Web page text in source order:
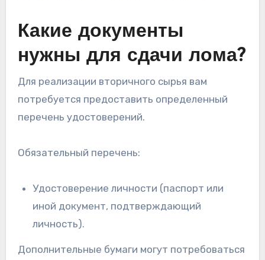
Какие документы
нужны для сдачи лома?
Для реализации вторичного сырья вам
потребуется предоставить определенный
перечень удостоверений.
Обязательный перечень:
Удостоверение личности (паспорт или
иной документ, подтверждающий
личность).
Дополнительные бумаги могут потребоваться